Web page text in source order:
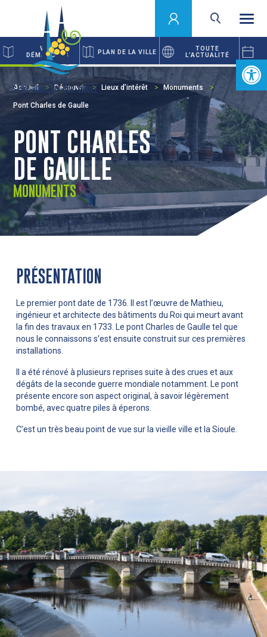
Ouvrir
VOS
DÉMARCHES
PLAN DE LA VILLE
TOUTE
L’ACTUALITÉ
Accueil Découvrir Lieux d’intérêt Monuments
Pont Charles de Gaulle
PONT CHARLES
DE GAULLE
MONUMENTS
PRÉSENTATION
Le premier pont date de 1736. Il est l’œuvre de Mathieu,
ingénieur et architecte des bâtiments du Roi qui meurt avant
la fin des travaux en 1733. Le pont Charles de Gaulle tel que
nous le connaissons s’est ensuite construit sur ces premières
installations.
Il a été rénové à plusieurs reprises suite à des crues et aux
dégâts de la seconde guerre mondiale notamment. Le pont
présente encore son aspect original, à savoir légèrement
bombé, avec quatre piles à éperons.
C’est un très beau point de vue sur la vieille ville et la Sioule.